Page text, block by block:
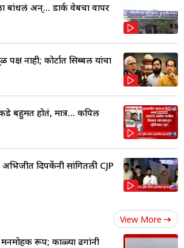
बांधलं अन्... डार्क वेबचा वापर
नाही; कोर्टात सिब्बल यांचा
बहुमत होतं, मात्र... कपिल
अभिजीत दिपकेंनी सांगितली CJP
View More
मनमोहक रूप; काळ्या ढगांनी